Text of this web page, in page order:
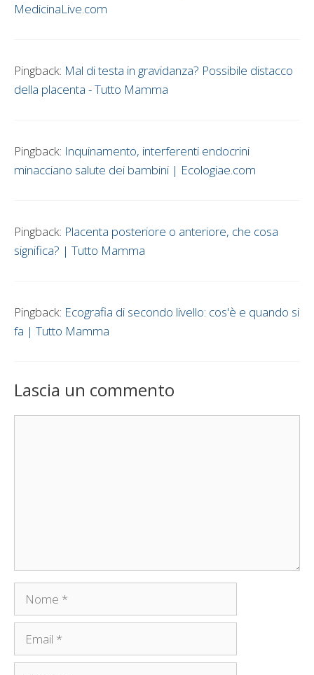
MedicinaLive.com
Pingback: Mal di testa in gravidanza? Possibile distacco
della placenta - Tutto Mamma
Pingback: Inquinamento, interferenti endocrini
minacciano salute dei bambini | Ecologiae.com
Pingback: Placenta posteriore o anteriore, che cosa
significa? | Tutto Mamma
Pingback: Ecografia di secondo livello: cos'è e quando si
fa | Tutto Mamma
Lascia un commento